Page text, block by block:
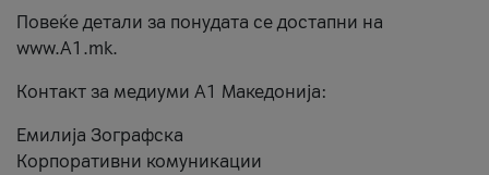
Повеќе детали за понудата се достапни на
www.А1.mk.
Контакт за медиуми А1 Македонија:
Емилија Зографска
Корпоративни комуникации